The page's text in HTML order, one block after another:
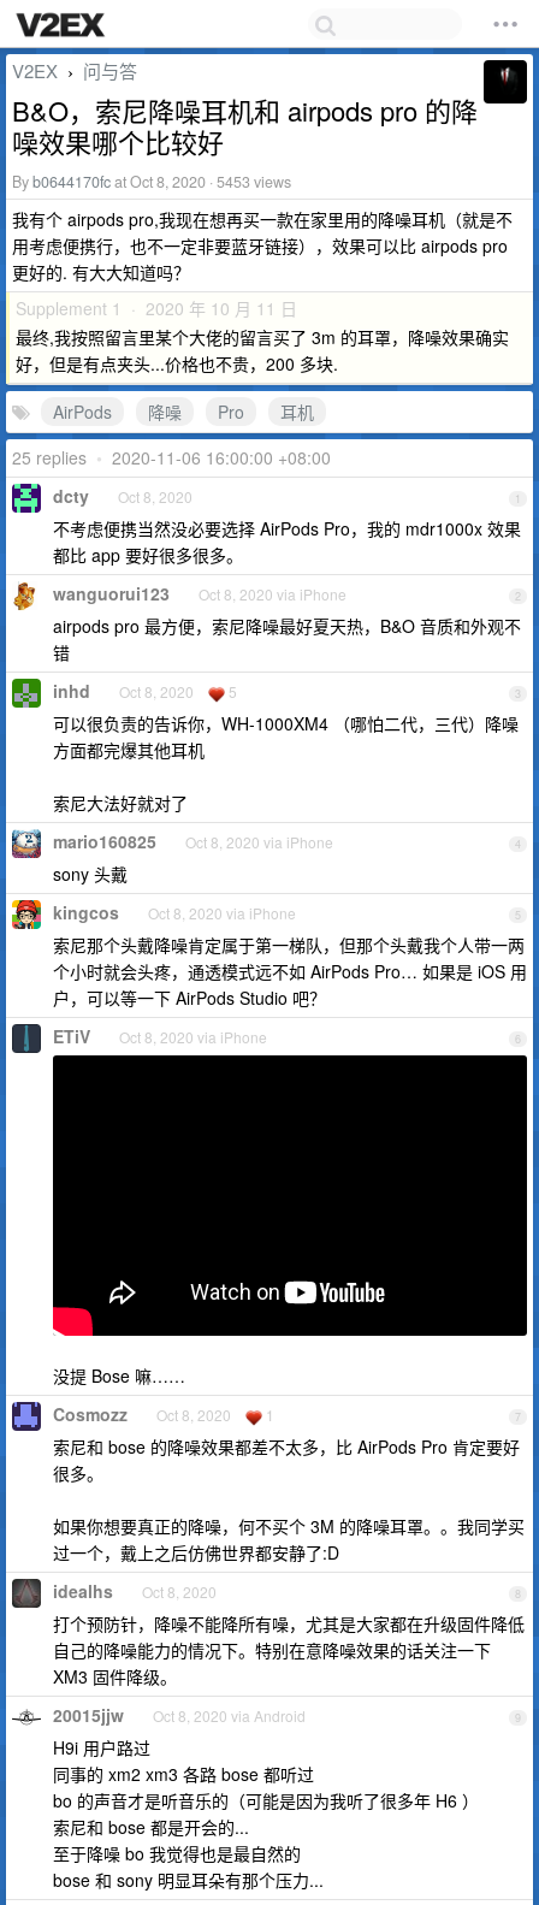
V2EX › 问与答
B&O，索尼降噪耳机和 airpods pro 的降
噪效果哪个比较好
Byb0644170fcat Oct 8, 2020 · 5453 views
我有个 airpods pro,我现在想再买一款在家里用的降噪耳机（就是不
用考虑便携行，也不一定非要蓝牙链接），效果可以比 airpods pro
更好的. 有大大知道吗？
Supplement 1 · 2020 年 10 月 11 日
最终,我按照留言里某个大佬的留言买了 3m 的耳罩，降噪效果确实
好，但是有点夹头...价格也不贵，200 多块.
AirPods
降噪 Pro
耳机
25 replies • 2020-11-06 16:00:00 +08:00
1
dcty Oct 8, 2020
不考虑便携当然没必要选择 AirPods Pro，我的 mdr1000x 效果
都比 app 要好很多很多。
2
wanguorui123 Oct 8, 2020 via iPhone
airpods pro 最方便，索尼降噪最好夏天热，B&O 音质和外观不
错
3
inhd Oct 8, 2020 5
可以很负责的告诉你，WH-1000XM4 （哪怕二代，三代）降噪
方面都完爆其他耳机
索尼大法好就对了
4
mario160825 Oct 8, 2020 via iPhone
sony 头戴
5
kingcos Oct 8, 2020 via iPhone
索尼那个头戴降噪肯定属于第一梯队，但那个头戴我个人带一两
个小时就会头疼，通透模式远不如 AirPods Pro… 如果是 iOS 用
户，可以等一下 AirPods Studio 吧？
6
ETiV Oct 8, 2020 via iPhone
没提 Bose 嘛……
7
Cosmozz Oct 8, 2020 1
索尼和 bose 的降噪效果都差不太多，比 AirPods Pro 肯定要好
很多。
如果你想要真正的降噪，何不买个 3M 的降噪耳罩。。我同学买
过一个，戴上之后仿佛世界都安静了:D
8
idealhs Oct 8, 2020
打个预防针，降噪不能降所有噪，尤其是大家都在升级固件降低
自己的降噪能力的情况下。特别在意降噪效果的话关注一下
XM3 固件降级。
9
20015jjw Oct 8, 2020 via Android
H9i 用户路过
同事的 xm2 xm3 各路 bose 都听过
bo 的声音才是听音乐的（可能是因为我听了很多年 H6 ）
索尼和 bose 都是开会的...
至于降噪 bo 我觉得也是最自然的
bose 和 sony 明显耳朵有那个压力...